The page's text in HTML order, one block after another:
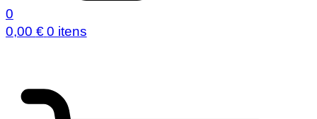
0
0,00 € 0 itens